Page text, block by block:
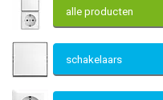
alle producten
schakelaars